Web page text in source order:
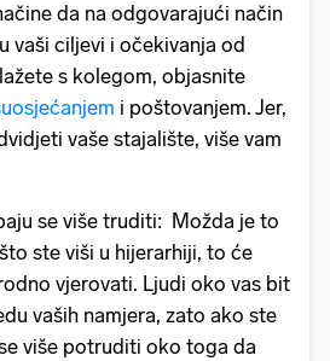
da na odgovarajući način
vaši ciljevi i očekivanja od
s kolegom, objasnite
i poštovanjem. Jer,
vaše stajalište, više vam
se više truditi: Možda je to
ste viši u hijerarhiji, to će
vjerovati. Ljudi oko vas bit
vaših namjera, zato ako ste
više potruditi oko toga da